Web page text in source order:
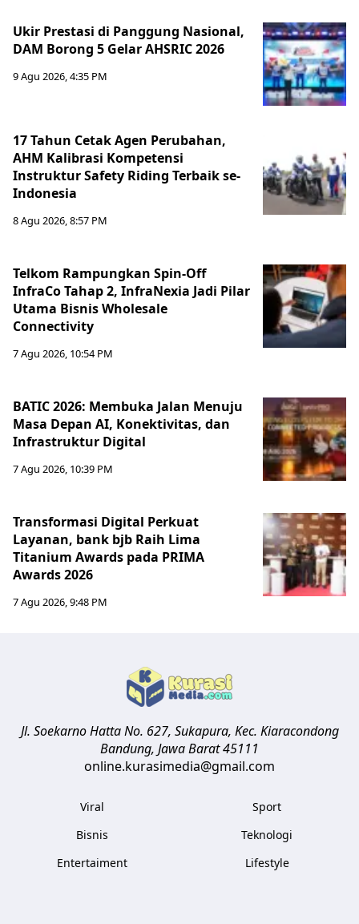
Ukir Prestasi di Panggung Nasional,
DAM Borong 5 Gelar AHSRIC 2026
9 Agu 2026, 4:35 PM
17 Tahun Cetak Agen Perubahan,
AHM Kalibrasi Kompetensi
Instruktur Safety Riding Terbaik se-
Indonesia
8 Agu 2026, 8:57 PM
Telkom Rampungkan Spin-Off
InfraCo Tahap 2, InfraNexia Jadi Pilar
Utama Bisnis Wholesale
Connectivity
7 Agu 2026, 10:54 PM
BATIC 2026: Membuka Jalan Menuju
Masa Depan AI, Konektivitas, dan
Infrastruktur Digital
7 Agu 2026, 10:39 PM
Transformasi Digital Perkuat
Layanan, bank bjb Raih Lima
Titanium Awards pada PRIMA
Awards 2026
7 Agu 2026, 9:48 PM
Jl. Soekarno Hatta No. 627, Sukapura, Kec. Kiaracondong
Bandung, Jawa Barat45111
online.kurasimedia@gmail.com
Viral
Bisnis
Entertaiment
Sport
Teknologi
Lifestyle